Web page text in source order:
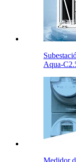
Aqua-
Medidor